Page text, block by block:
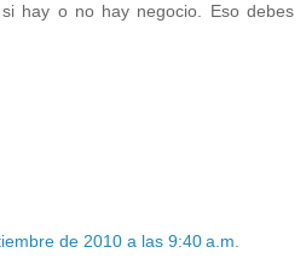
hay o no hay negocio. Eso debes
de 2010 a las 9:40 a.m.